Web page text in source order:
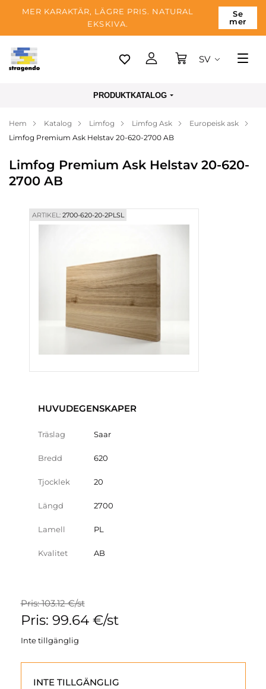
MER KARAKTÄR, LÄGRE PRIS. NATURAL
EKSKIVA.
Se
mer
Tallinn
Betalning
Blogg
SV
PRODUKTKATALOG
Hem Katalog Limfog Limfog Ask
Europeisk ask
Limfog Premium Ask Helstav 20-620-2700 AB
Limfog Premium Ask Helstav 20-620-
2700 AB
ARTIKEL:2700-620-20-2PLSL
HUVUDEGENSKAPER
Träslag Saar
Bredd 620
Tjocklek 20
Längd 2700
Lamell PL
Kvalitet AB
Pris: 103.12 €/st
Pris: 99.64 €/st
Inte tillgänglig
INTE TILLGÄNGLIG